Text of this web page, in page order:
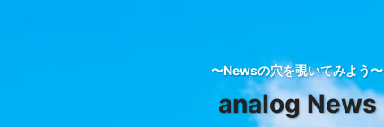
〜Newsの穴を覗いてみよう〜
analog News